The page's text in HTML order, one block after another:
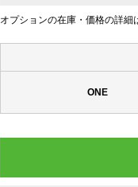
オプションの在庫・価格の詳細
ONE